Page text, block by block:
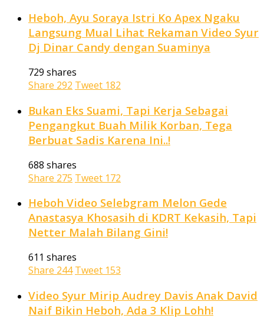
Heboh, Ayu Soraya Istri Ko Apex Ngaku
Langsung Mual Lihat Rekaman Video Syur
Dj Dinar Candy dengan Suaminya
729 shares
Share 292 Tweet 182
Bukan Eks Suami, Tapi Kerja Sebagai
Pengangkut Buah Milik Korban, Tega
Berbuat Sadis Karena Ini..!
688 shares
Share 275 Tweet 172
Heboh Video Selebgram Melon Gede
Anastasya Khosasih di KDRT Kekasih, Tapi
Netter Malah Bilang Gini!
611 shares
Share 244 Tweet 153
Video Syur Mirip Audrey Davis Anak David
Naif Bikin Heboh, Ada 3 Klip Lohh!